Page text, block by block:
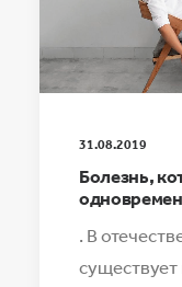
31.08.2019
Болезнь,
. В